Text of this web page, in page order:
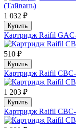
1 032 ₽
Купить
Картридж Raifil
510 ₽
Купить
Картридж Raifil
1 203 ₽
Купить
Картридж Raifil